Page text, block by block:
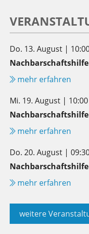
Do. 13. August |
mehr erfahren
Mi. 19. August |
mehr erfahren
Do. 20. August |
Nachbarschaftshilfe
mehr erfahren
weitere